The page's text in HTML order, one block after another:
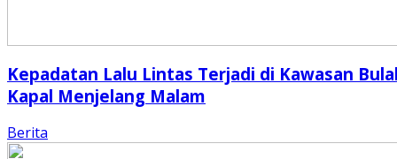
Kepadatan Lalu Lintas Terjadi di Kawasan
Kapal Menjelang Malam
Berita